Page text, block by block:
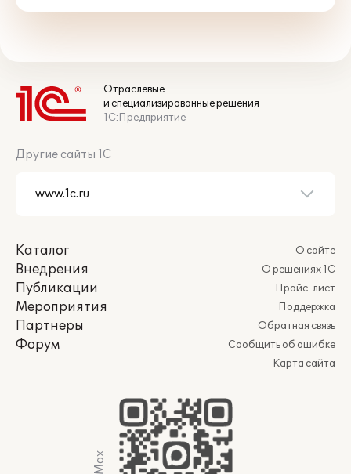
Отраслевые
и специализированные решения
1С:Предприятие
Другие сайты 1С
Каталог
Внедрения
Публикации
Мероприятия
Партнеры
Форум
О сайте
О решениях 1С
Прайс-лист
Поддержка
Обратная связь
Сообщить об ошибке
Карта сайта